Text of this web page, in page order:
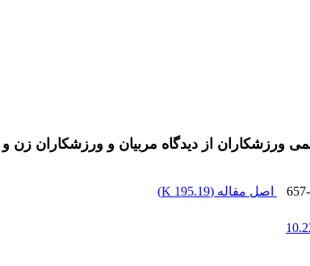
ورزشکاران از دیدگاه مربیان و ورزشکاران زن
اصل مقاله (195.19 K
)